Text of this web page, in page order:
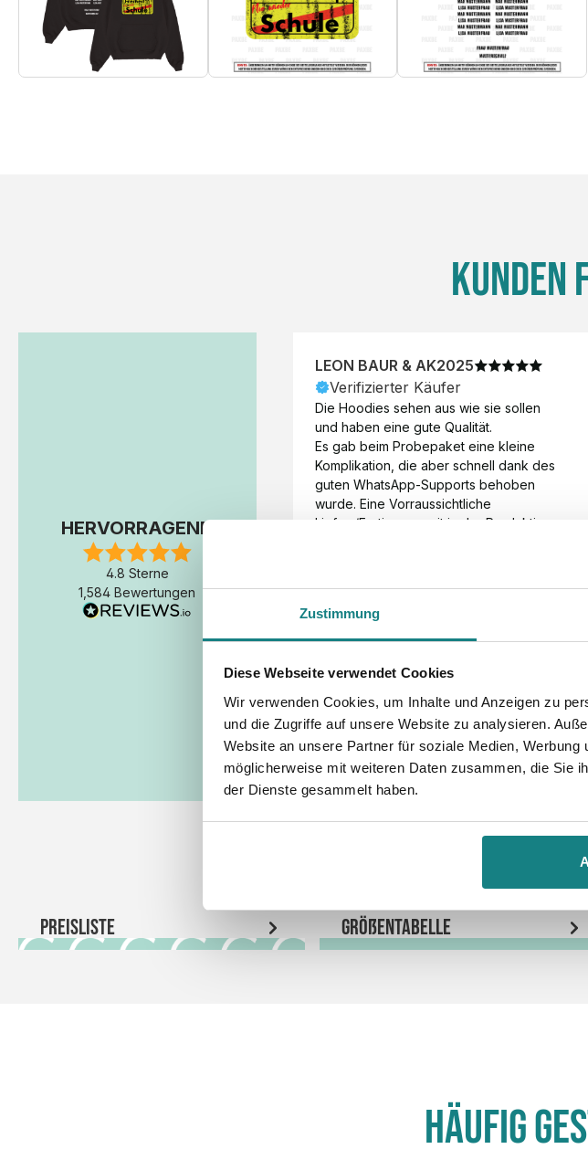
Zustimmung
Diese Webseite verwendet Cookies
Wir verwenden Cookies, um Inhalte und Anzeigen zu
und die Zugriffe auf unsere Website zu analysieren.
Website an unsere Partner für soziale Medien,
möglicherweise mit weiteren Daten zusammen, die Sie
der Dienste gesammelt haben.
Kunden
HERVORRAGEND
4.8 Sterne
1,584 Bewertungen
LEON BAUR & AK2025
Verifizierter Käufer
Die Hoodies sehen aus wie sie sollen
und haben eine gute Qualität.
Es gab beim Probepaket eine kleine
Komplikation, die aber schnell dank des
guten WhatsApp-Supports behoben
wurde. Eine Vorraussichtliche
Liefer-/Fertigungszeit in der Produktion
Fertigstellung der Produktion.
Preisliste Größentabelle
Häufig